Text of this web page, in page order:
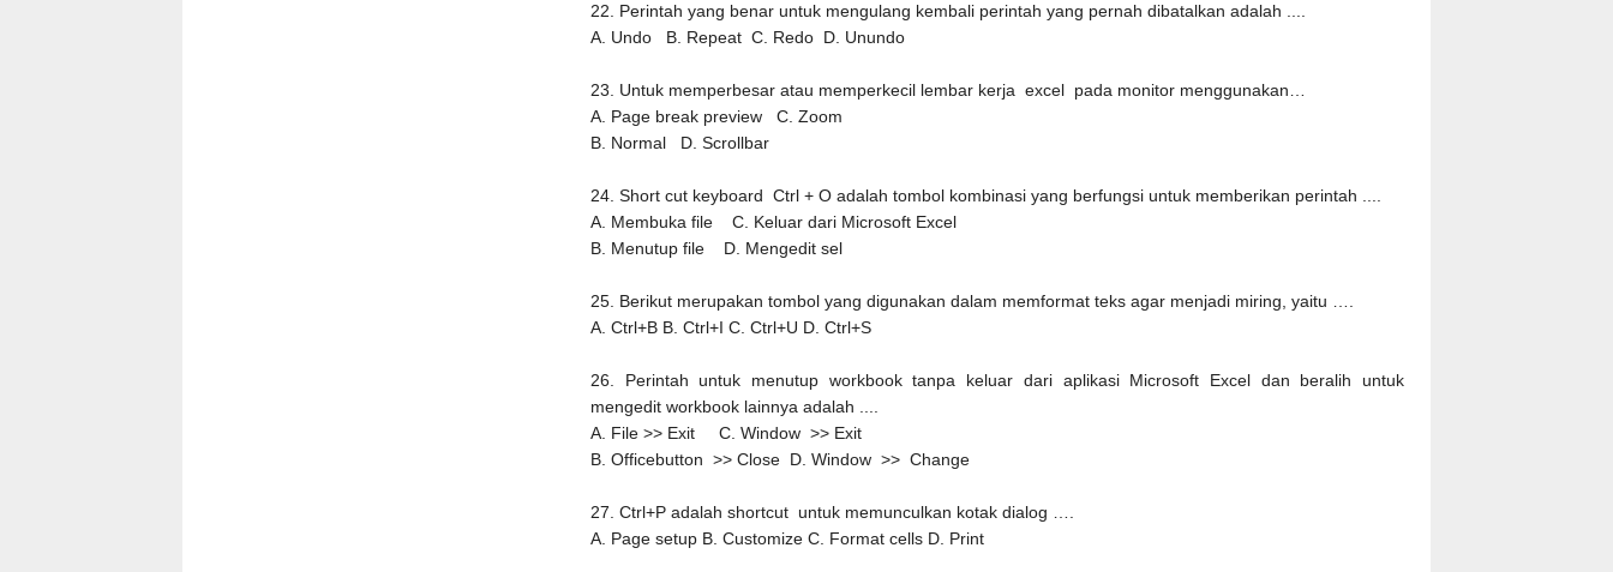
22. Perintah yang benar untuk mengulang kembali perintah yang pernah dibatalkan adalah ....
A. Undo
B. Repeat C. Redo D. Unundo
23. Untuk memperbesar atau memperkecil lembar kerja excel pada monitor menggunakan…
A. Page break preview
C. Zoom
B. Normal
D. Scrollbar
24. Short cut keyboard Ctrl + O adalah tombol kombinasi yang berfungsi untuk memberikan perintah ....
A. Membuka file
C. Keluar dari Microsoft Excel
B. Menutup file
D. Mengedit sel
25. Berikut merupakan tombol yang digunakan dalam memformat teks agar menjadi miring, yaitu ….
A. Ctrl+B B. Ctrl+I C. Ctrl+U D. Ctrl+S
26. Perintah untuk menutup workbook tanpa keluar dari aplikasi Microsoft Excel dan beralih untuk
mengedit workbook lainnya adalah ....
A. File >> Exit
C. Window >> Exit
B. Officebutton >> Close D. Window >> Change
27. Ctrl+P adalah shortcut untuk memunculkan kotak dialog ….
A. Page setup B. Customize C. Format cells D. Print